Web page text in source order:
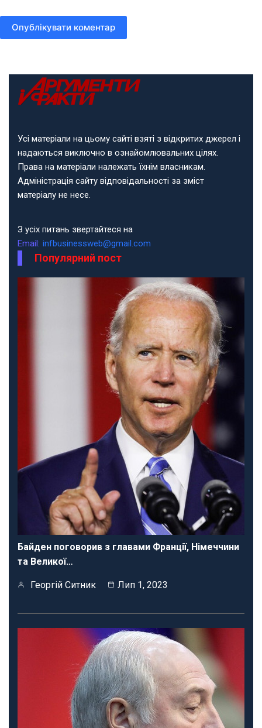
Опублікувати коментар
Усі матеріали на цьому сайті взяті з відкритих джерел і
надаються виключно в ознайомлювальних цілях.
Права на матеріали належать їхнім власникам.
Адміністрація сайту відповідальності за зміст
матеріалу не несе.
З усіх питань звертайтеся на
Email: infbusinessweb@gmail.com
Популярний пост
Байден поговорив з главами Франції, Німеччини
та Великої…
Георгій Ситник Лип 1, 2023